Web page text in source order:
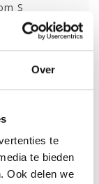
Over
te
te bieden
Ook delen we
S